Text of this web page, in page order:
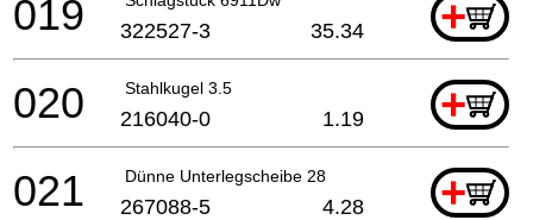
+
019 322527-3 35.34
Stahlkugel 3.5 +
020 216040-0 1.19
Dünne Unterlegscheibe 28 +
021 267088-5 4.28